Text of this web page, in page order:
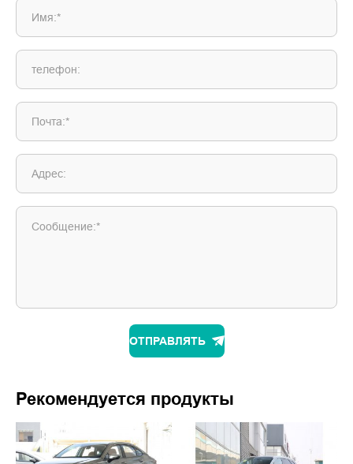
Имя:*
телефон:
Почта:*
Адрес:
Сообщение:*
ОТПРАВЛЯТЬ
Рекомендуется продукты